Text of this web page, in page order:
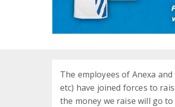
The employees of Anexa
etc) have joined forces to
the money we raise will go